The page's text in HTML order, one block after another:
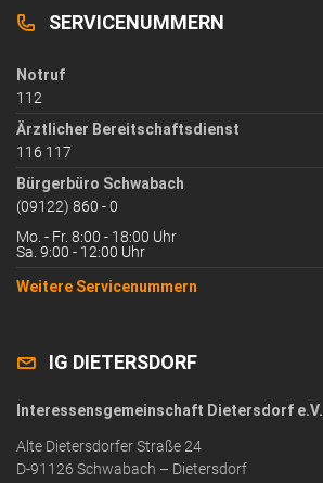
SERVICENUMMERN
Notruf
112
Ärztlicher Bereitschaftsdienst
116 117
Bürgerbüro Schwabach
(09122) 860 - 0
Mo. - Fr. 8:00 - 18:00 Uhr
Sa. 9:00 - 12:00 Uhr
Weitere Servicenummern
IG DIETERSDORF
Interessensgemeinschaft Dietersdorf e.V.
Alte Dietersdorfer Straße 24
D-91126 Schwabach – Dietersdorf